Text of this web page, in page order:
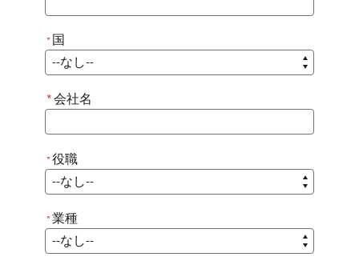
*国
* 国
*会社名
*役職
*
役職
*業種
*
業種